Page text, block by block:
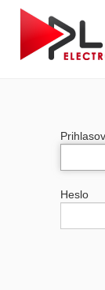
Heslo